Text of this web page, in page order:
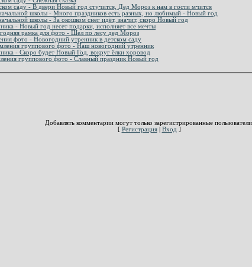
саду - В двери Новый год стучится, Дед Мороз к нам в гости мчится
школы - Много праздников есть разных, но любимый - Новый год
школы - За окошком снег идёт, значит, скоро Новый год
- Новый год несет подарки, исполняет все мечты
рамка для фото - Шел по лесу дед Мороз
фото - Новогодний утренник в детском саду
Праздничная рамка для оформления группового фото - Наш новогодний утренник
- Скоро будет Новый Год, вокруг ёлки хоровод
группового фото - Славный праздник Новый год
Добавлять комментарии могут только зарегистрированные пользователи.
[ Регистрация| Вход ]